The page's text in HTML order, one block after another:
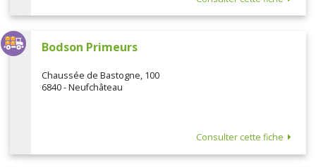
Bodson Primeurs
Chaussée de Bastogne, 100
6840 - Neufchâteau
Consulter cette fiche